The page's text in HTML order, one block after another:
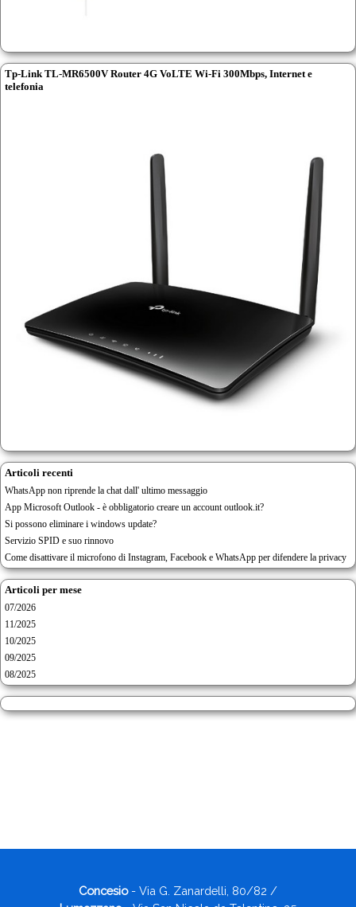
Tp-Link TL-MR6500V Router 4G VoLTE Wi-Fi 300Mbps, Internet e
telefonia
Articoli recenti
WhatsApp non riprende la chat dall' ultimo messaggio
App Microsoft Outlook - è obbligatorio creare un account outlook.it?
Si possono eliminare i windows update?
Servizio SPID e suo rinnovo
Come disattivare il microfono di Instagram, Facebook e WhatsApp per difendere la privacy
Articoli per mese
07/2026
11/2025
10/2025
09/2025
08/2025
Concesio- Via G. Zanardelli, 80/82 /